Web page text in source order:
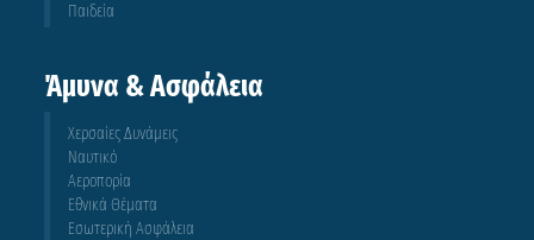
Παιδεία
Άμυνα & Ασφάλεια
Χερσαίες Δυνάμεις
Ναυτικό
Αεροπορία
Εθνικά Θέματα
Εσωτερική Ασφάλεια